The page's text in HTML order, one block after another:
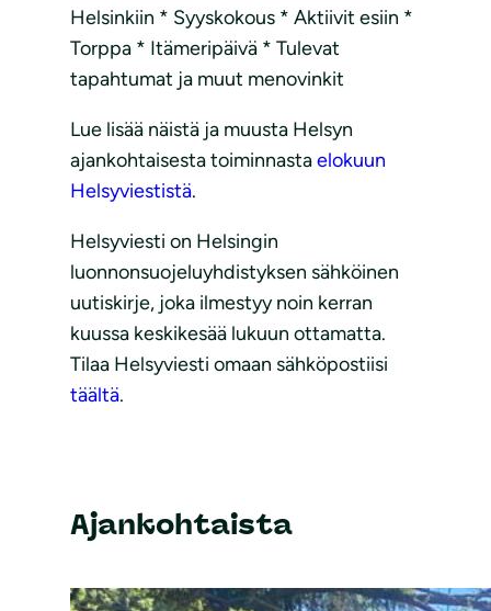
Helsinkiin * Syyskokous * Aktiivit esiin *
Torppa * Itämeripäivä * Tulevat
tapahtumat ja muut menovinkit
Lue lisää näistä ja muusta Helsyn
ajankohtaisesta toiminnastaelokuun
Helsyviestistä.
Helsyviesti on Helsingin
luonnonsuojeluyhdistyksen sähköinen
uutiskirje, joka ilmestyy noin kerran
kuussa keskikesää lukuun ottamatta.
Tilaa Helsyviesti omaan sähköpostiisi
täältä.
Ajankohtaista